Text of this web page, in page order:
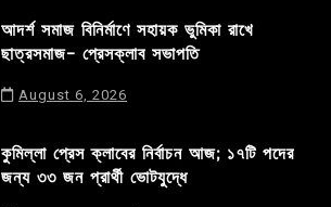
আদর্শ সমাজ বিনির্মাণে সহায়ক ভুমিকা রাখে
ছাত্রসমাজ- প্রেসক্লাব সভাপতি
August 6, 2026
কুমিল্লা প্রেস ক্লাবের নির্বাচন আজ; ১৭টি পদের
জন্য ৩৩ জন প্রার্থী ভোটযুদ্ধে